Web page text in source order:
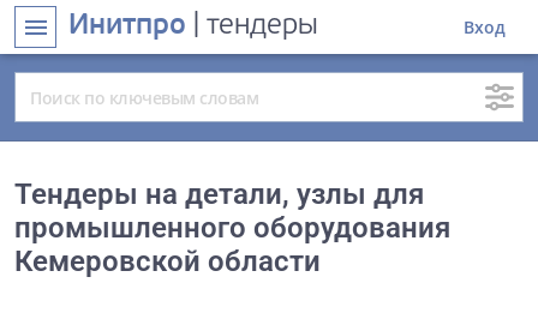
menu Инитпро | тендеры Вход
Тендеры на детали, узлы для
промышленного оборудования
Кемеровской области